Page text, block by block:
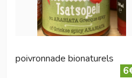
poivronnade bionaturels